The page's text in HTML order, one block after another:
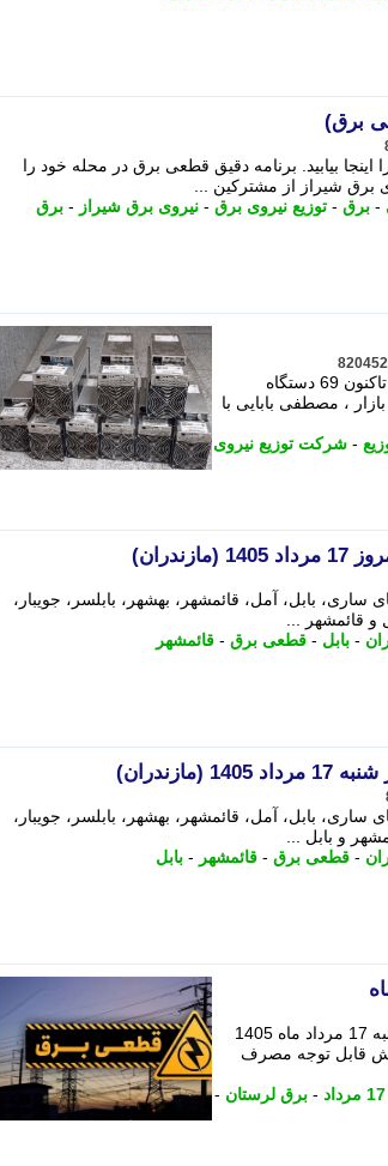
قطعی برق و خاموشی در شیراز امروز شنبه 17 مرداد 1405 را اینجا بیابید. برنامه دقیق قطعی برق در محله خود را
شیراز از مشترکین ...
- برق - توزیع نیروی برق - نیروی برق شیراز - برق
مدیرعامل شرکت توزیع برق غرب مازندران گفت: در غرب مازندران تاکنون 69 دستگاه
، مصطفی بابایی با
- شرکت توزیع نیروی
بابل، آمل، قائمشهر، بهشهر، بابلسر، جویبار،
و قائمشهر ...
- بابل - قطعی برق - قائمشهر
بابل، آمل، قائمشهر، بهشهر، بابلسر، جویبار،
و بابل ...
- قطعی برق - قائمشهر - بابل
برنامه احتمالی اعمال محدودیت در تأمین برق مشترکان برای روز شنبه 17 مرداد ماه 1405
قابل توجه مصرف
17 مرداد - برق لرستان -